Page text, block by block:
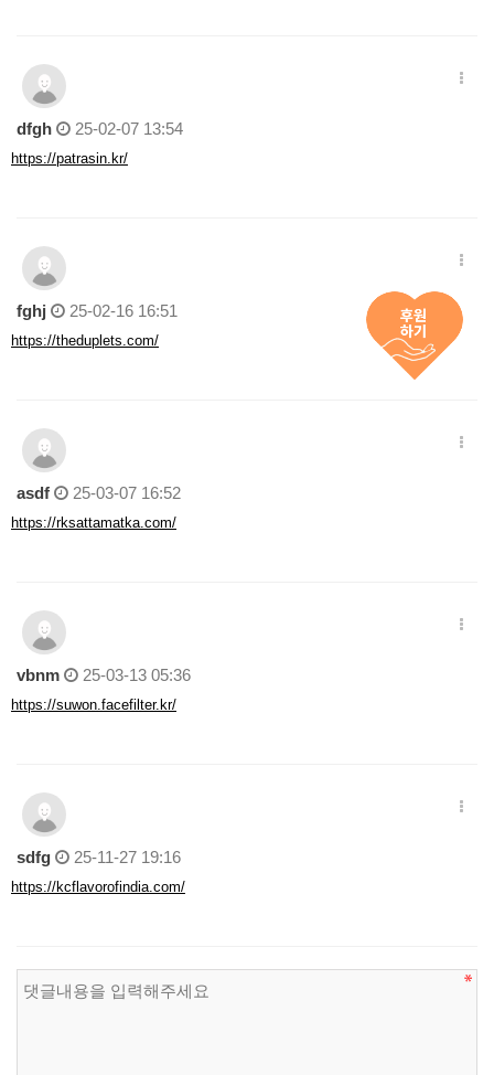
dfgh 25-02-07 13:54
https://patrasin.kr/
fghj 25-02-16 16:51
https://theduplets.com/
asdf 25-03-07 16:52
https://rksattamatka.com/
vbnm 25-03-13 05:36
https://suwon.facefilter.kr/
sdfg 25-11-27 19:16
https://kcflavorofindia.com/